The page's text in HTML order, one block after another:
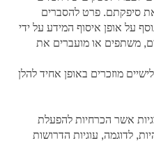
סיפקתם. פרט להסברים
על אופן איסוף המידע על ידי
משתפים או מועברים את
מוזכרים באופן אחיד להלן
אשר הכרחיות להפעלת
לדוגמה, עוגיות הדרושות